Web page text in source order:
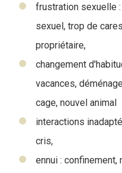
frustration sexuelle
sexuel, trop de
propriétaire,
changement
vacances,
cage, nouvel animal
interactions
cris,
ennui : confinement,